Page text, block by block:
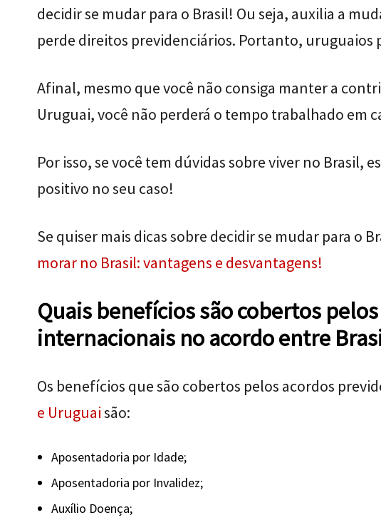
decidir se mudar para o Brasil! Ou seja, auxilia a
perde direitos previdenciários. Portanto, uruguaios
Afinal, mesmo que você não consiga manter a
Uruguai, você não perderá o tempo trabalhado em
Por isso, se você tem dúvidas sobre viver no Brasil,
positivo no seu caso!
Se quiser mais dicas sobre decidir se mudar para o
morar no Brasil: vantagens e desvantagens!
Quais benefícios são cobertos
internacionais no acordo entre
Os benefícios que são cobertos pelos acordos
e Uruguaisão:
Aposentadoria por Idade;
Aposentadoria por Invalidez;
Auxílio Doença;